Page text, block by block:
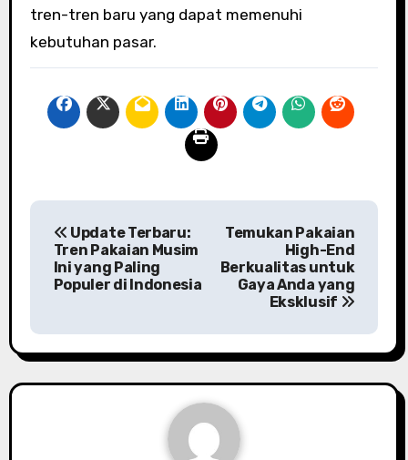
tren-tren baru yang dapat memenuhi
kebutuhan pasar.
P
t
n
Update Terbaru:
Tren Pakaian Musim
Ini yang Paling
Populer di Indonesia
Temukan Pakaian
High-End
Berkualitas untuk
Gaya Anda yang
Eksklusif